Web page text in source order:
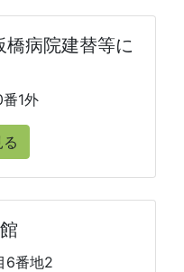
橋病院建替等に
1外
6番地2